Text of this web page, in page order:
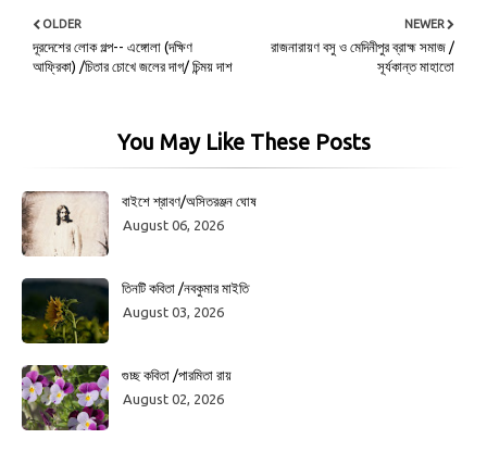
NEWER
রাজনারায়ণ বসু ও মেদিনীপুর ব্রাহ্ম সমাজ /
সূর্যকান্ত মাহাতো
OLDER
দূরদেশের লোক গল্প-- এঙ্গোলা (দক্ষিণ
আফ্রিকা) /চিতার চোখে জলের দাগ/ চিন্ময় দাশ
You May Like These Posts
বাইশে শ্রাবণ/অসিতরঞ্জন ঘোষ
August 06, 2026
তিনটি কবিতা /নবকুমার মাইতি
August 03, 2026
গুচ্ছ কবিতা /পারমিতা রায়
August 02, 2026